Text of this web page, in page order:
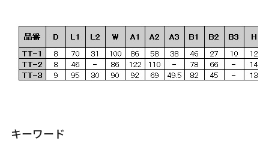
キーワード